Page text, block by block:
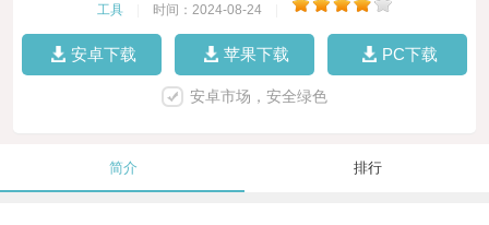
工具 时间：2024-08-24
安卓下载 苹果下载 PC下载
安卓市场，安全绿色
简介 排行